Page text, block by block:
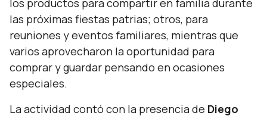
los productos para compartir en familia durante
las próximas fiestas patrias; otros, para
reuniones y eventos familiares, mientras que
varios aprovecharon la oportunidad para
comprar y guardar pensando en ocasiones
especiales.
La actividad contó con la presencia de Diego